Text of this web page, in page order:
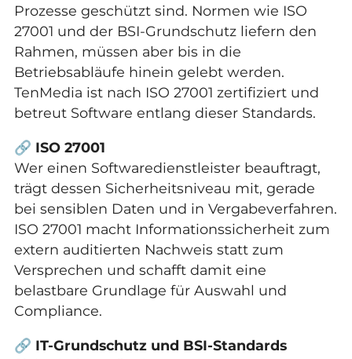
Prozesse geschützt sind. Normen wie ISO
27001 und der BSI-Grundschutz liefern den
Rahmen, müssen aber bis in die
Betriebsabläufe hinein gelebt werden.
TenMedia ist nach ISO 27001 zertifiziert und
betreut Software entlang dieser Standards.
🔗 ISO 27001
Wer einen Softwaredienstleister beauftragt,
trägt dessen Sicherheitsniveau mit, gerade
bei sensiblen Daten und in Vergabeverfahren.
ISO 27001 macht Informationssicherheit zum
extern auditierten Nachweis statt zum
Versprechen und schafft damit eine
belastbare Grundlage für Auswahl und
Compliance.
🔗 IT-Grundschutz und BSI-Standards